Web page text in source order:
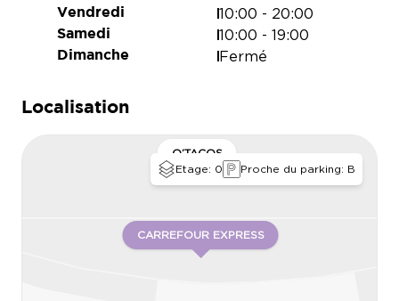
Vendredi 10:00 - 20:00
Samedi 10:00 - 19:00
Dimanche Fermé
Localisation
GOMU
O’TACOS
CARREFOUR EXPRESS
Etage: 0 Proche du parking: B